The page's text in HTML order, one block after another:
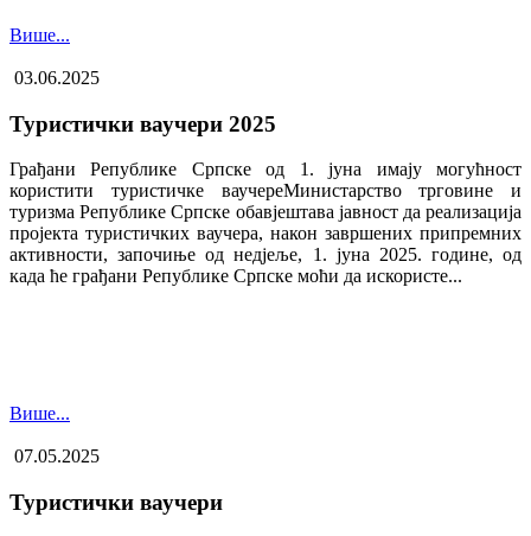
Више...
03.06.2025
Туристички ваучери 2025
Грађани Републике Српске од 1. јуна имају могућност
користити туристичке ваучере​Министарство трговине и
туризма Републике Српске обавјештава јавност да реализација
пројекта туристичких ваучера, након завршених припремних
активности, започиње од недјеље, 1. јуна 2025. године, од
када ће грађани Републике Српске моћи да искористе...
Више...
07.05.2025
Туристички ваучери